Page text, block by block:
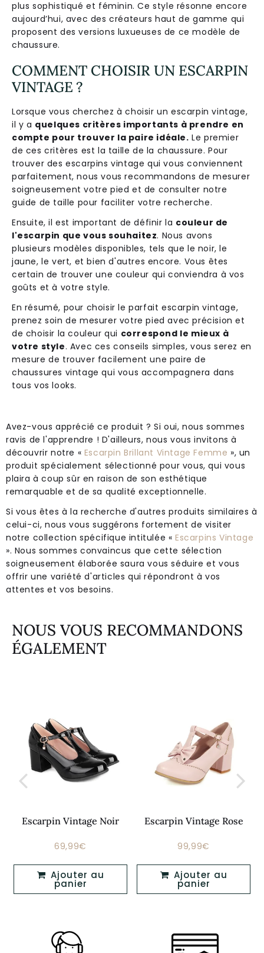
plus sophistiqué et féminin. Ce style résonne encore
aujourd’hui, avec des créateurs haut de gamme qui
proposent des versions luxueuses de ce modèle de
chaussure.
COMMENT CHOISIR UN ESCARPIN
VINTAGE ?
Lorsque vous cherchez à choisir un escarpin vintage,
il y a quelques critères importants à prendre en
compte pour trouver la paire idéale. Le premier
de ces critères est la taille de la chaussure. Pour
trouver des escarpins vintage qui vous conviennent
parfaitement, nous vous recommandons de mesurer
soigneusement votre pied et de consulter notre
guide de taille pour faciliter votre recherche.
Ensuite, il est important de définir la couleur de
l'escarpin que vous souhaitez. Nous avons
plusieurs modèles disponibles, tels que le noir, le
jaune, le vert, et bien d'autres encore. Vous êtes
certain de trouver une couleur qui conviendra à vos
goûts et à votre style.
En résumé, pour choisir le parfait escarpin vintage,
prenez soin de mesurer votre pied avec précision et
de choisir la couleur qui correspond le mieux à
votre style. Avec ces conseils simples, vous serez en
mesure de trouver facilement une paire de
chaussures vintage qui vous accompagnera dans
tous vos looks.
Avez-vous apprécié ce produit ? Si oui, nous sommes
ravis de l'apprendre ! D'ailleurs, nous vous invitons à
découvrir notre « Escarpin Brillant Vintage Femme », un
produit spécialement sélectionné pour vous, qui vous
plaira à coup sûr en raison de son esthétique
remarquable et de sa qualité exceptionnelle.
Si vous êtes à la recherche d'autres produits similaires à
celui-ci, nous vous suggérons fortement de visiter
notre collection spécifique intitulée «Escarpins Vintage
». Nous sommes convaincus que cette sélection
soigneusement élaborée saura vous séduire et vous
offrir une variété d'articles qui répondront à vos
attentes et vos besoins.
NOUS VOUS RECOMMANDONS
ÉGALEMENT
Escarpin Vintage Noir
Prix
69,99€
panier
Escarpin Vintage Rose
Prix
99,99€
panier